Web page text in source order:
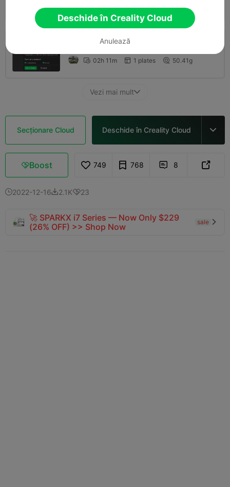
0.2mm layer, 2 walls, 15% infill
 02h 11m  1 plates  50.41g
Vezi mai mult
Secționare Cloud Deschide în Creality Cloud 
Boost 749 768  8 
2022-12-162.1K23
🚀 SPARKX i7 Series — Now Only $229
(26% OFF) >> Shop Now
sale 
Deschide în Creality Cloud
Anulează